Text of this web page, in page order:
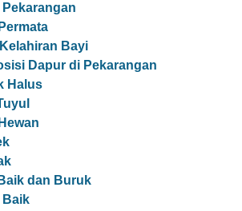
Bayi
Dapur di Pekarangan
Halus
dan Buruk
Baik